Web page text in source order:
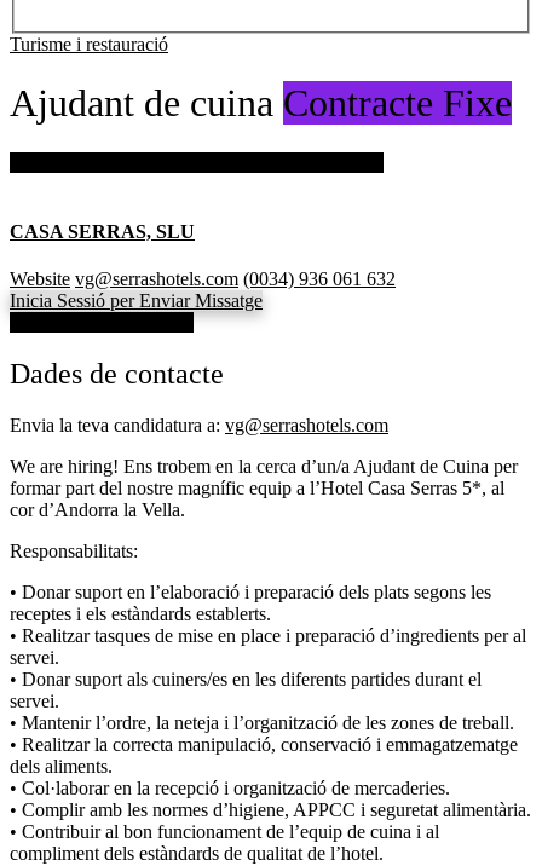
Turisme i restauració
Ajudant de cuina Contracte Fixe
CASA SERRAS, SLU
Website vg@serrashotels.com (0034) 936 061 632
Inicia Sessió per Enviar Missatge
Dades de contacte
Envia la teva candidatura a: vg@serrashotels.com
We are hiring! Ens trobem en la cerca d’un/a Ajudant de Cuina per
formar part del nostre magnífic equip a l’Hotel Casa Serras 5*, al
cor d’Andorra la Vella.
Responsabilitats:
• Donar suport en l’elaboració i preparació dels plats segons les
receptes i els estàndards establerts.
• Realitzar tasques de mise en place i preparació d’ingredients per al
servei.
• Donar suport als cuiners/es en les diferents partides durant el
servei.
• Mantenir l’ordre, la neteja i l’organització de les zones de treball.
• Realitzar la correcta manipulació, conservació i emmagatzematge
dels aliments.
• Col·laborar en la recepció i organització de mercaderies.
• Complir amb les normes d’higiene, APPCC i seguretat alimentària.
• Contribuir al bon funcionament de l’equip de cuina i al
compliment dels estàndards de qualitat de l’hotel.